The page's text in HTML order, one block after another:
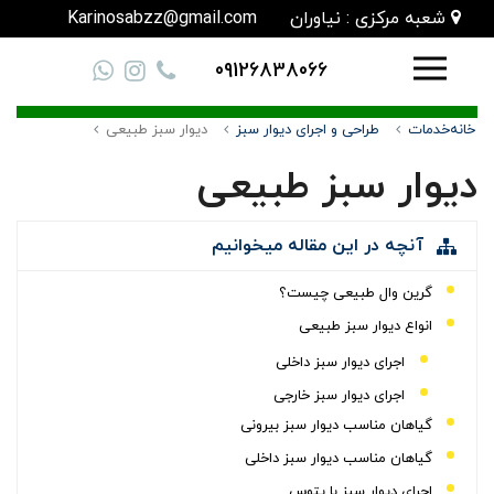
شعبه مرکزی : نیاوران Karinosabzz@gmail.com
09126838066
خانهخدمات طراحی و اجرای دیوار سبز دیوار سبز طبیعی
دیوار سبز طبیعی
آنچه در این مقاله میخوانیم
گرین وال طبیعی چیست؟
انواع دیوار سبز طبیعی
اجرای دیوار سبز داخلی
اجرای دیوار سبز خارجی
گیاهان مناسب دیوار سبز بیرونی
گیاهان مناسب دیوار سبز داخلی